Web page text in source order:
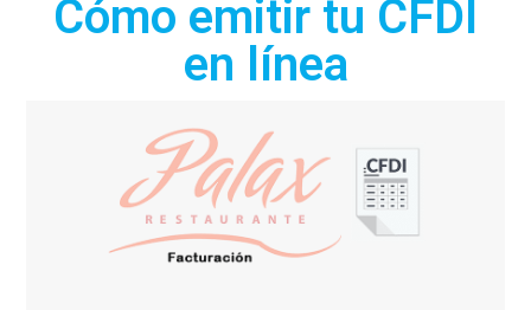
Cómo emitir tu CFDI
en línea